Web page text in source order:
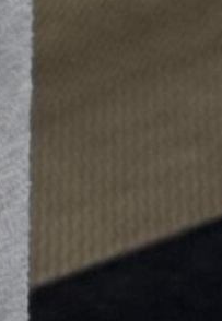
Kolye
Küpe
Yüzük
Bileklik
Tüm Ürünler